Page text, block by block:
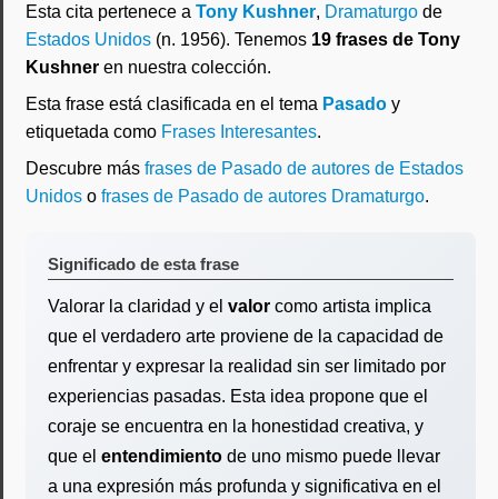
Esta cita pertenece a Tony Kushner, Dramaturgo de
Estados Unidos (n. 1956). Tenemos 19 frases de Tony
Kushner en nuestra colección.
Esta frase está clasificada en el tema Pasado y
etiquetada como Frases Interesantes.
Descubre más frases de Pasado de autores de Estados
Unidos o frases de Pasado de autores Dramaturgo.
Significado de esta frase
Valorar la claridad y el valor como artista implica
que el verdadero arte proviene de la capacidad de
enfrentar y expresar la realidad sin ser limitado por
experiencias pasadas. Esta idea propone que el
coraje se encuentra en la honestidad creativa, y
que el entendimiento de uno mismo puede llevar
a una expresión más profunda y significativa en el